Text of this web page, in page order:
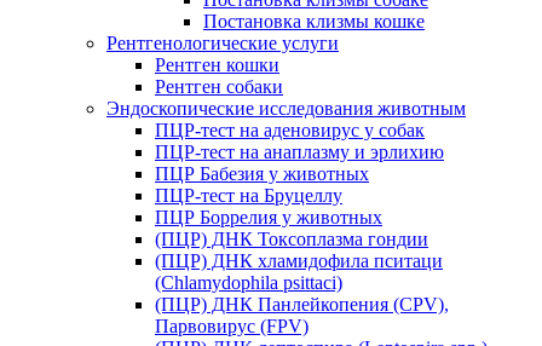
Постановка клизмы кошке
Рентгенологические услуги
Рентген кошки
Рентген собаки
Эндоскопические исследования животным
ПЦР-тест на аденовирус у собак
ПЦР-тест на анаплазму и эрлихию
ПЦР Бабезия у животных
ПЦР-тест на Бруцеллу
ПЦР Боррелия у животных
(ПЦР) ДНК Токсоплазма гондии
(ПЦР) ДНК хламидофила пситаци
(Chlamydophila psittaci)
(ПЦР) ДНК Панлейкопения (CPV),
Парвовирус (FPV)